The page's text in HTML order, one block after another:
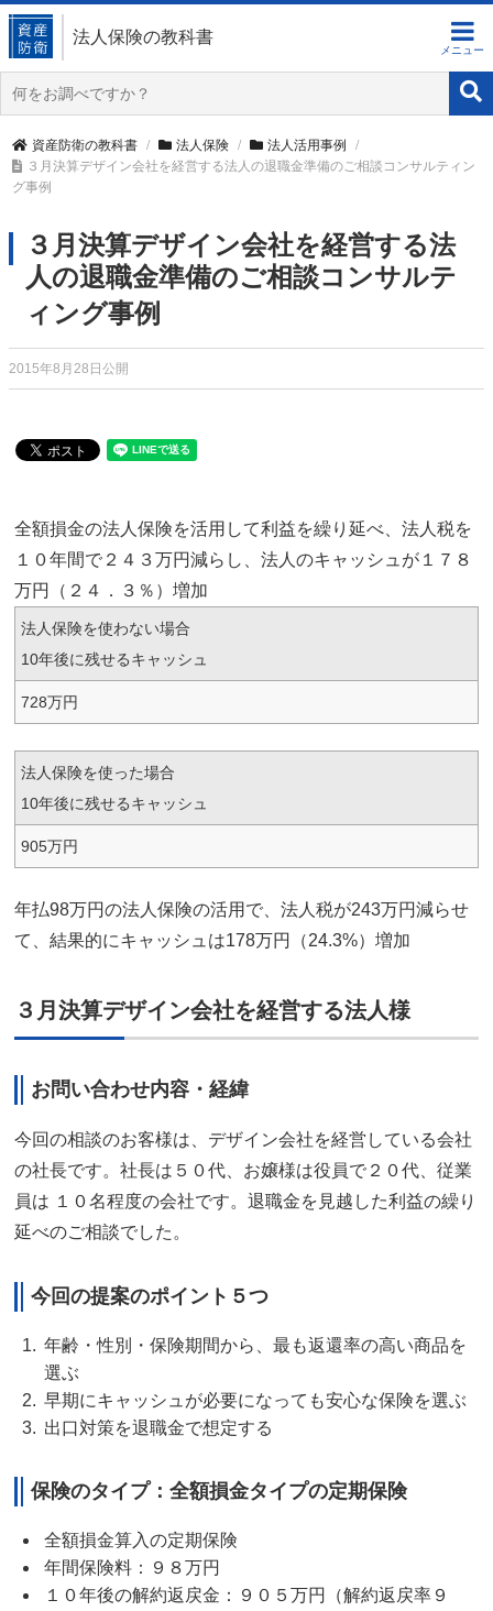
法人保険の教科書
資産防衛の教科書 法人保険
法人活用事例
３月決算デザイン会社を経営する法人の退職金準備のご相談コンサルティン
グ事例
３月決算デザイン会社を経営する法
人の退職金準備のご相談コンサルテ
ィング事例
2015年8月28日公開
全額損金の法人保険を活用して利益を繰り延べ、法人税を
１０年間で２４３万円減らし、法人のキャッシュが１７８
万円（２４．３％）増加
法人保険を使わない場合
10年後に残せるキャッシュ
728万円
法人保険を使った場合
10年後に残せるキャッシュ
905万円
年払98万円の法人保険の活用で、法人税が243万円減らせ
て、結果的にキャッシュは178万円（24.3%）増加
３月決算デザイン会社を経営する法人様
お問い合わせ内容・経緯
今回の相談のお客様は、デザイン会社を経営している会社
の社長です。社長は５０代、お嬢様は役員で２０代、従業
員は １０名程度の会社です。退職金を見越した利益の繰り
延べのご相談でした。
今回の提案のポイント５つ
年齢・性別・保険期間から、最も返還率の高い商品を
選ぶ
早期にキャッシュが必要になっても安心な保険を選ぶ
出口対策を退職金で想定する
保険のタイプ：全額損金タイプの定期保険
全額損金算入の定期保険
年間保険料：９８万円
１０年後の解約返戻金：９０５万円（解約返戻率９